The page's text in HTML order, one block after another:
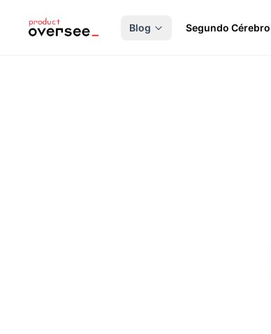
principal
Blog
Segundo Cérebro